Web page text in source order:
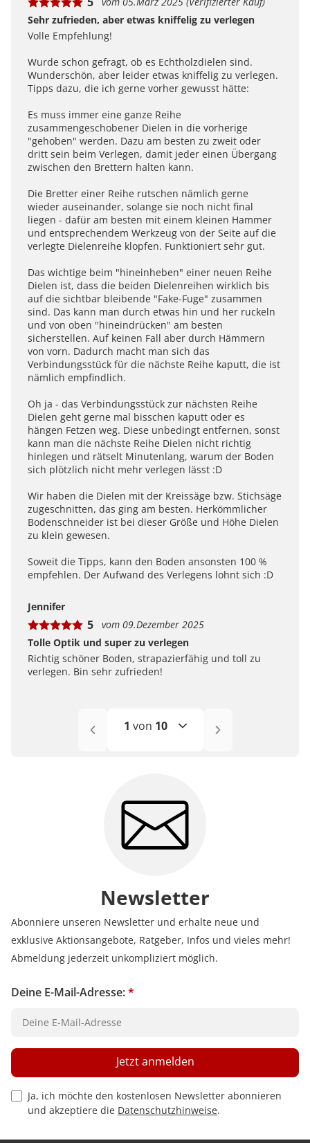
Sehr zufrieden, aber etwas kniffelig zu verlegen
Volle Empfehlung!
Wurde schon gefragt, ob es Echtholzdielen sind.
Wunderschön, aber leider etwas kniffelig zu verlegen.
Tipps dazu, die ich gerne vorher gewusst hätte:
Es muss immer eine ganze Reihe
zusammengeschobener Dielen in die vorherige
"gehoben" werden. Dazu am besten zu zweit oder
dritt sein beim Verlegen, damit jeder einen Übergang
zwischen den Brettern halten kann.
Die Bretter einer Reihe rutschen nämlich gerne
wieder auseinander, solange sie noch nicht final
liegen - dafür am besten mit einem kleinen Hammer
und entsprechendem Werkzeug von der Seite auf die
verlegte Dielenreihe klopfen. Funktioniert sehr gut.
Das wichtige beim "hineinheben" einer neuen Reihe
Dielen ist, dass die beiden Dielenreihen wirklich bis
auf die sichtbar bleibende "Fake-Fuge" zusammen
sind. Das kann man durch etwas hin und her ruckeln
und von oben "hineindrücken" am besten
sicherstellen. Auf keinen Fall aber durch Hämmern
von vorn. Dadurch macht man sich das
Verbindungsstück für die nächste Reihe kaputt, die ist
nämlich empfindlich.
Oh ja - das Verbindungsstück zur nächsten Reihe
Dielen geht gerne mal bisschen kaputt oder es
hängen Fetzen weg. Diese unbedingt entfernen, sonst
kann man die nächste Reihe Dielen nicht richtig
hinlegen und rätselt Minutenlang, warum der Boden
sich plötzlich nicht mehr verlegen lässt :D
Wir haben die Dielen mit der Kreissäge bzw. Stichsäge
zugeschnitten, das ging am besten. Herkömmlicher
Bodenschneider ist bei dieser Größe und Höhe Dielen
zu klein gewesen.
Soweit die Tipps, kann den Boden ansonsten 100 %
empfehlen. Der Aufwand des Verlegens lohnt sich :D
Jennifer
5
vom 09.Dezember 2025
Tolle Optik und super zu verlegen
Richtig schöner Boden, strapazierfähig und toll zu
verlegen. Bin sehr zufrieden!
1 von 10
6-10
Newsletter
Abonniere unseren Newsletter und erhalte neue und
exklusive Aktionsangebote, Ratgeber, Infos und vieles mehr!
Abmeldung jederzeit unkompliziert möglich.
Deine E-Mail-Adresse:*
Privacy Policy Checkbox
Ja, ich möchte den kostenlosen Newsletter abonnieren
und akzeptiere die Datenschutzhinweise.
Jetzt anmelden